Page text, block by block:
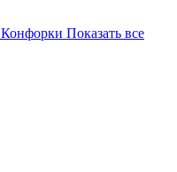
Конфорки Показать все